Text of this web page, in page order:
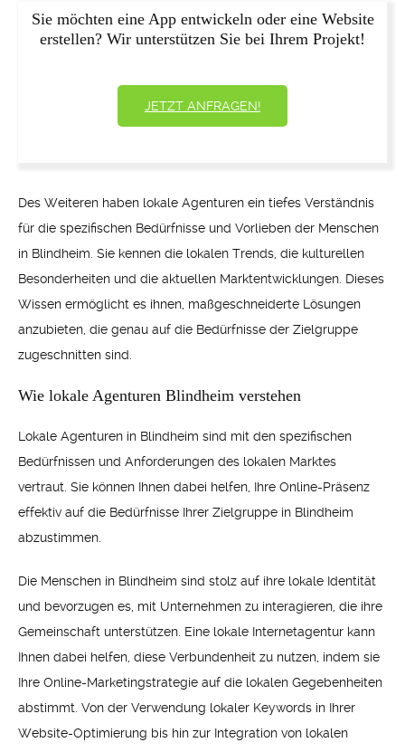
Sie möchten eine App entwickeln oder eine Website
erstellen? Wir unterstützen Sie bei Ihrem Projekt!
JETZT ANFRAGEN!
Des Weiteren haben lokale Agenturen ein tiefes Verständnis
für die spezifischen Bedürfnisse und Vorlieben der Menschen
in Blindheim. Sie kennen die lokalen Trends, die kulturellen
Besonderheiten und die aktuellen Marktentwicklungen. Dieses
Wissen ermöglicht es ihnen, maßgeschneiderte Lösungen
anzubieten, die genau auf die Bedürfnisse der Zielgruppe
zugeschnitten sind.
Wie lokale Agenturen Blindheim verstehen
Lokale Agenturen in Blindheim sind mit den spezifischen
Bedürfnissen und Anforderungen des lokalen Marktes
vertraut. Sie können Ihnen dabei helfen, Ihre Online-Präsenz
effektiv auf die Bedürfnisse Ihrer Zielgruppe in Blindheim
abzustimmen.
Die Menschen in Blindheim sind stolz auf ihre lokale Identität
und bevorzugen es, mit Unternehmen zu interagieren, die ihre
Gemeinschaft unterstützen. Eine lokale Internetagentur kann
Ihnen dabei helfen, diese Verbundenheit zu nutzen, indem sie
Ihre Online-Marketingstrategie auf die lokalen Gegebenheiten
abstimmt. Von der Verwendung lokaler Keywords in Ihrer
Website-Optimierung bis hin zur Integration von lokalen